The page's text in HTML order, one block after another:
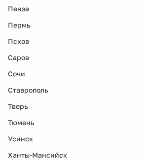
Пенза
Пермь
Псков
Саров
Сочи
Ставрополь
Тверь
Тюмень
Усинск
Ханты-Мансийск